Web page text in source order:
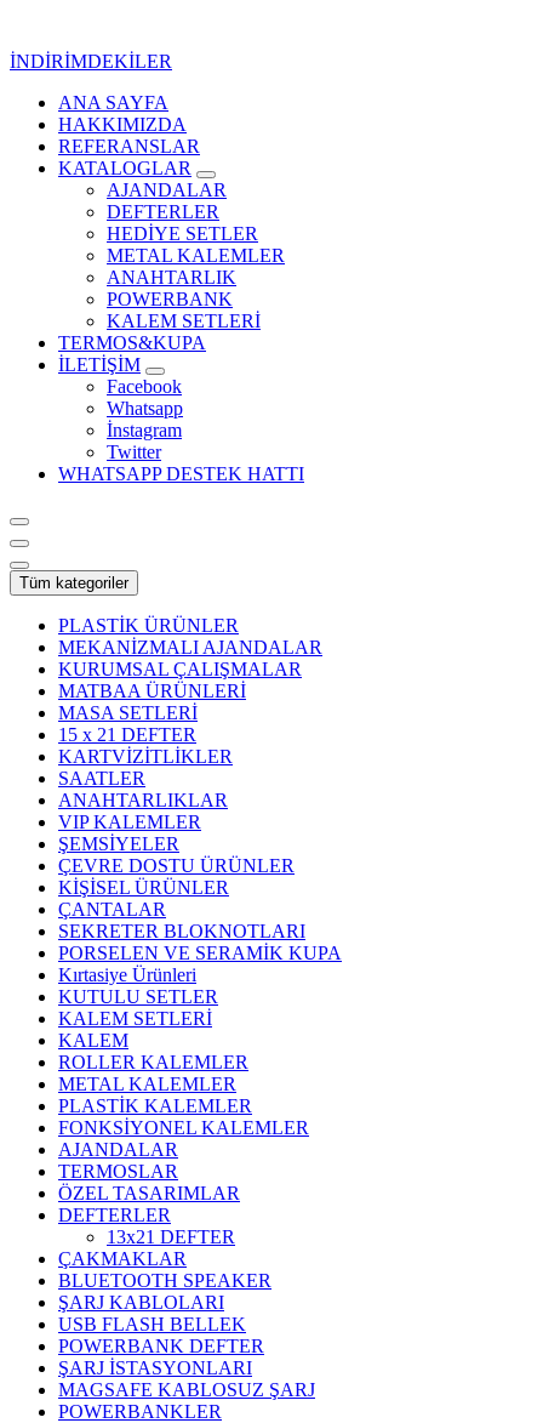
İNDİRİMDEKİLER
Kurumsal Promosyon-Hediyelik
ANA SAYFA
HAKKIMIZDA
REFERANSLAR
KATALOGLAR
AJANDALAR
DEFTERLER
HEDİYE SETLER
METAL KALEMLER
ANAHTARLIK
POWERBANK
KALEM SETLERİ
TERMOS&KUPA
İLETİŞİM
Facebook
Whatsapp
İnstagram
Twitter
WHATSAPP DESTEK HATTI
Tüm kategoriler
PLASTİK ÜRÜNLER
MEKANİZMALI AJANDALAR
KURUMSAL ÇALIŞMALAR
MATBAA ÜRÜNLERİ
MASA SETLERİ
15 x 21 DEFTER
KARTVİZİTLİKLER
SAATLER
ANAHTARLIKLAR
VIP KALEMLER
ŞEMSİYELER
ÇEVRE DOSTU ÜRÜNLER
KİŞİSEL ÜRÜNLER
ÇANTALAR
SEKRETER BLOKNOTLARI
PORSELEN VE SERAMİK KUPA
Kırtasiye Ürünleri
KUTULU SETLER
KALEM SETLERİ
KALEM
ROLLER KALEMLER
METAL KALEMLER
PLASTİK KALEMLER
FONKSİYONEL KALEMLER
AJANDALAR
TERMOSLAR
ÖZEL TASARIMLAR
DEFTERLER
13x21 DEFTER
ÇAKMAKLAR
BLUETOOTH SPEAKER
ŞARJ KABLOLARI
USB FLASH BELLEK
POWERBANK DEFTER
ŞARJ İSTASYONLARI
MAGSAFE KABLOSUZ ŞARJ
POWERBANKLER